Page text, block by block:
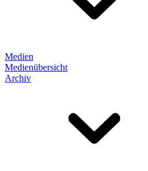
Medien
Medienübersicht
Archiv